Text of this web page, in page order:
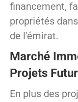
financement,
propriétés
de l'émirat.
Marché
Projets
En plus des